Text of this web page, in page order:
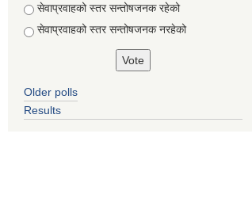
सेवाप्रवाहको स्तर सन्तोषजनक रहेको
सेवाप्रवाहको स्तर सन्तोषजनक नरहेको
Older polls
Results